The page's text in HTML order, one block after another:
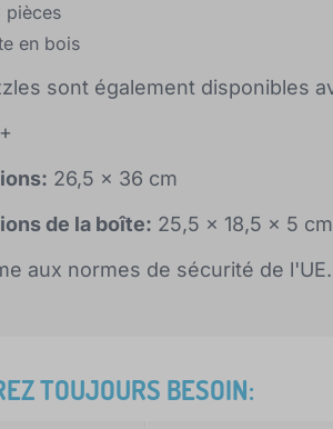
pièces
en bois
sont également disponibles
26,5 x 36 cm
de la boîte: 25,5 x 18,5 x 5 cm
aux normes de sécurité de l'UE.
TOUJOURS BESOIN: